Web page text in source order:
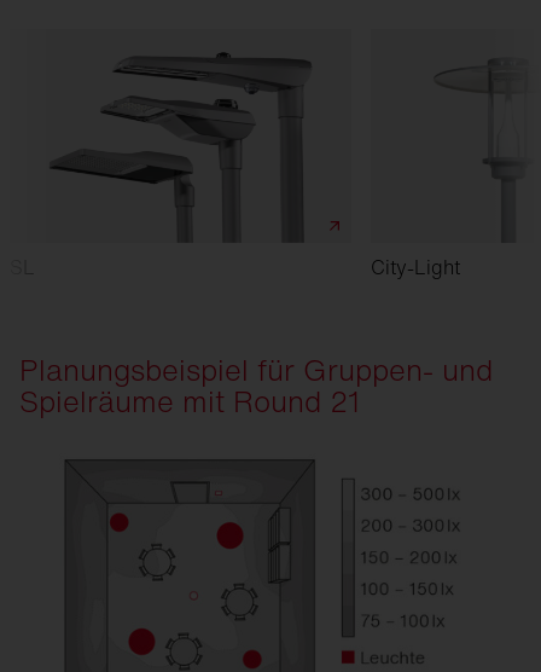
City-Light
Planungsbeispiel für Gruppen- und
Spielräume mit Round 21